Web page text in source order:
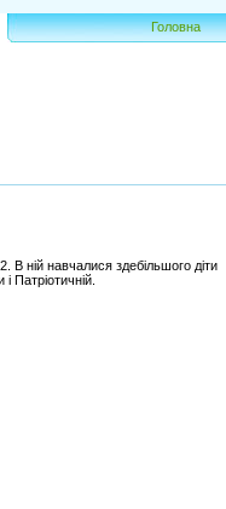
Головна
В ній навчалися здебільшого діти
Патріотичній.